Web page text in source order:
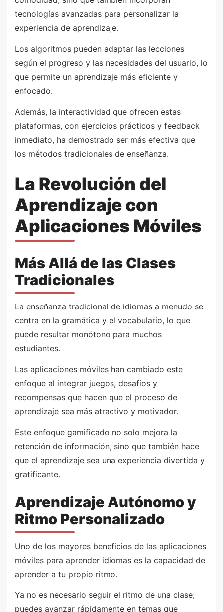
tecnologías avanzadas para personalizar la
experiencia de aprendizaje.
Los algoritmos pueden adaptar las lecciones
según el progreso y las necesidades del usuario, lo
que permite un aprendizaje más eficiente y
enfocado.
Además, la interactividad que ofrecen estas
plataformas, con ejercicios prácticos y feedback
inmediato, ha demostrado ser más efectiva que
los métodos tradicionales de enseñanza.
La Revolución del
Aprendizaje con
Aplicaciones Móviles
Más Allá de las Clases
Tradicionales
La enseñanza tradicional de idiomas a menudo se
centra en la gramática y el vocabulario, lo que
puede resultar monótono para muchos
estudiantes.
Las aplicaciones móviles han cambiado este
enfoque al integrar juegos, desafíos y
recompensas que hacen que el proceso de
aprendizaje sea más atractivo y motivador.
Este enfoque gamificado no solo mejora la
retención de información, sino que también hace
que el aprendizaje sea una experiencia divertida y
gratificante.
Aprendizaje Autónomo y
Ritmo Personalizado
Uno de los mayores beneficios de las aplicaciones
móviles para aprender idiomas es la capacidad de
aprender a tu propio ritmo.
Ya no es necesario seguir el ritmo de una clase;
puedes avanzar rápidamente en temas que